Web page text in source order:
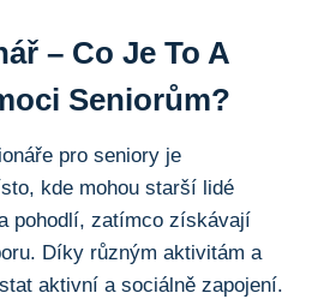
– Co Je To A
Seniorům?
pro seniory je
kde mohou starší lidé
pohodlí, zatímco získávají
Díky různým aktivitám a
aktivní a sociálně zapojení.